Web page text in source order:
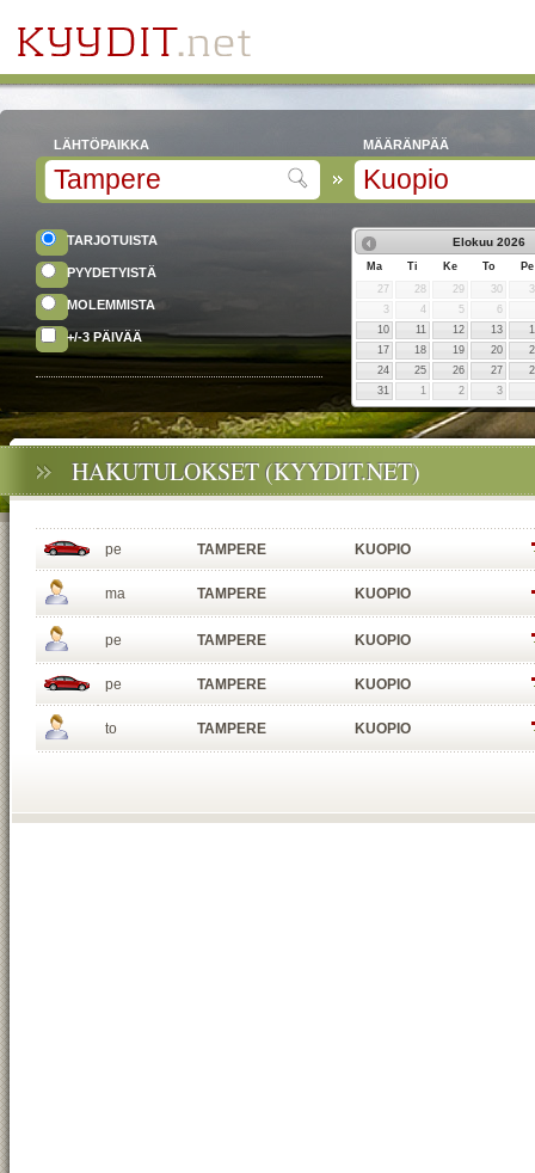
LÄHTÖPAIKKA MÄÄRÄNPÄÄ
TARJOTUISTA
PYYDETYISTÄ
MOLEMMISTA
+/-3 PÄIVÄÄ
Elokuu 2026
Ma Ti Ke To
Pe
27
28 29 30
3
4 5
6
10
11 12 13
17
18 19 20
24
25 26 27
31
1 2 3
HAKUTULOKSET (KYYDIT.NET)
pe TAMPERE KUOPIO
ma TAMPERE KUOPIO
pe TAMPERE KUOPIO
pe TAMPERE KUOPIO
to TAMPERE KUOPIO